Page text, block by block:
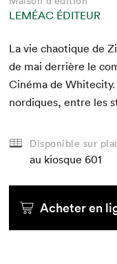
LEMÉAC ÉDITEUR
La vie chao­tique de
de mai der­rière le
Ciné­ma de
nordiques, entre les
Disponible sur
au kiosque 601
Acheter en